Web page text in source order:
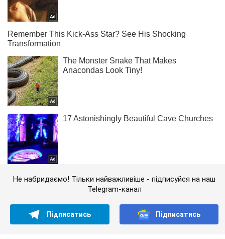
Не набридаємо! Тільки найважливіше - підписуйся на наш
Telegram-канал
Підписатись Підписатись